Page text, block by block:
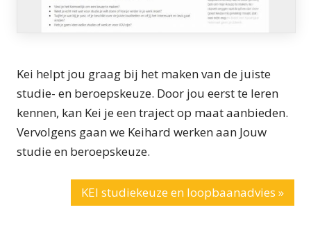
Kei helpt jou graag bij het maken van de juiste
studie- en beroepskeuze. Door jou eerst te leren
kennen, kan Kei je een traject op maat aanbieden.
Vervolgens gaan we Keihard werken aan Jouw
studie en beroepskeuze.
KEI studiekeuze en loopbaanadvies »